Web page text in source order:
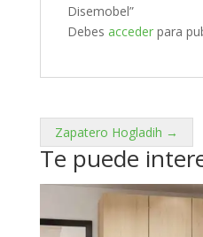
Disemobel”
Debes accederpara
Zapatero Hogladih →
Te puede